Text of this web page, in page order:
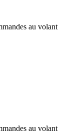
au volant
au volant